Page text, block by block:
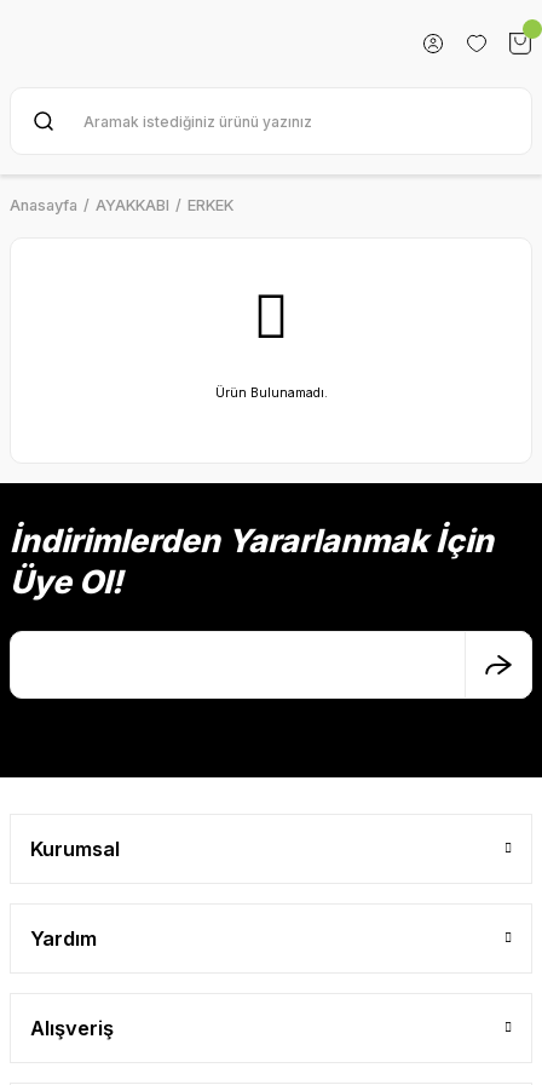
Anasayfa AYAKKABI ERKEK
Ürün Bulunamadı.
İndirimlerden Yararlanmak İçin
Üye Ol!
Kurumsal
Yardım
Alışveriş